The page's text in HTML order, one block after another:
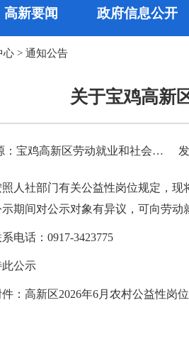
高新要闻 政府信息公开
心 > 通知公告
关于宝鸡高新
来源：宝鸡高新区劳动就业和社会保障服务中心
人社部门有关公益性岗位规定，现
示期间对公示对象有异议，可向劳
电话：0917-3423775
此公示
件：高新区2026年6月农村公益性